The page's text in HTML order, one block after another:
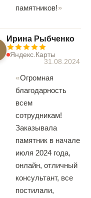
памятников!
Ирина Рыбченко
Яндекс.Карты
31.08.2024
Огромная
благодарность
всем
сотрудникам!
Заказывала
памятник в начале
июля 2024 года,
онлайн, отличный
консультант, все
постилали,